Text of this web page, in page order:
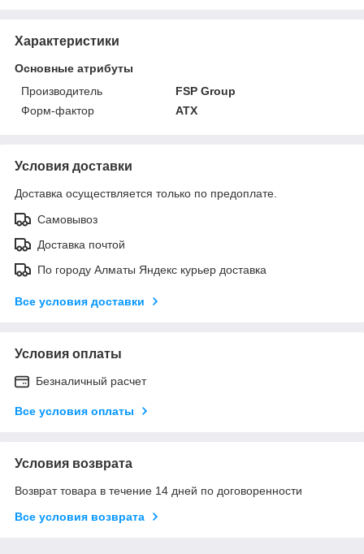
Характеристики
Основные атрибуты
Производитель
FSP Group
Форм-фактор
ATX
Условия доставки
Доставка осуществляется только по предоплате.
Самовывоз
Доставка почтой
По городу Алматы Яндекс курьер доставка
Все условия доставки
Условия оплаты
Безналичный расчет
Все условия оплаты
Условия возврата
Возврат товара в течение 14 дней по договоренности
Все условия возврата